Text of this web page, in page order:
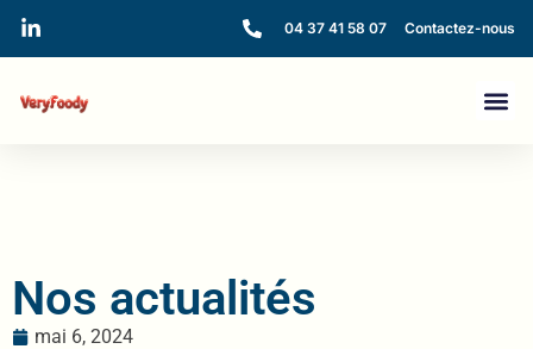
04 37 41 58 07 Contactez-nous
Nos actualités
mai 6, 2024